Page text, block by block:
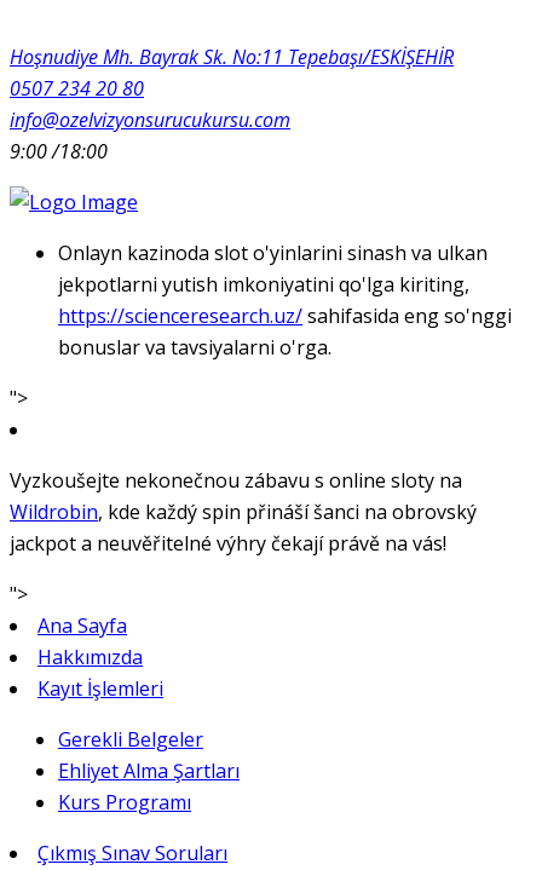
Hoşnudiye Mh. Bayrak Sk. No:11 Tepebaşı/ESKİŞEHİR
0507 234 20 80
info@ozelvizyonsurucukursu.com
9:00 /18:00
Onlayn kazinoda slot o'yinlarini sinash va ulkan
jekpotlarni yutish imkoniyatini qo'lga kiriting,
https://scienceresearch.uz/sahifasida eng so'nggi
bonuslar va tavsiyalarni o'rga.
">
Vyzkoušejte nekonečnou zábavu s online sloty na
Wildrobin, kde každý spin přináší šanci na obrovský
jackpot a neuvěřitelné výhry čekají právě na vás!
">
Ana Sayfa
Hakkımızda
Kayıt İşlemleri
Gerekli Belgeler
Ehliyet Alma Şartları
Kurs Programı
Çıkmış Sınav Soruları